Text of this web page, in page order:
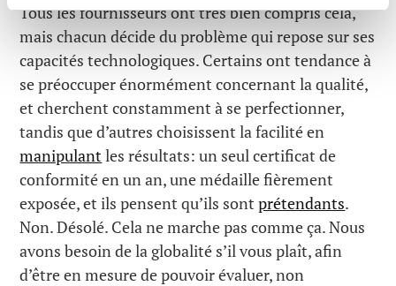
Tous les fournisseurs ont très bien compris cela,
mais chacun décide du problème qui repose sur ses
capacités technologiques. Certains ont tendance à
se préoccuper énormément concernant la qualité,
et cherchent constamment à se perfectionner,
tandis que d’autres choisissent la facilité en
manipulant les résultats: un seul certificat de
conformité en un an, une médaille fièrement
exposée, et ils pensent qu’ils sontprétendants.
Non. Désolé. Cela ne marche pas comme ça. Nous
avons besoin de la globalité s’il vous plaît, afin
d’être en mesure de pouvoir évaluer, non